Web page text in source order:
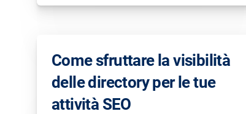
grafico che mostra tutte le keyword che
Come sfruttare la visibilità
delle directory per le tue
attività SEO